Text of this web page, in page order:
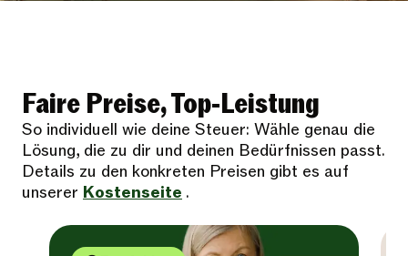
Faire Preise, Top-Leistung
So individuell wie deine Steuer: Wähle genau die
Lösung, die zu dir und deinen Bedürfnissen passt.
Details zu den konkreten Preisen gibt es auf
unserer Kostenseite .